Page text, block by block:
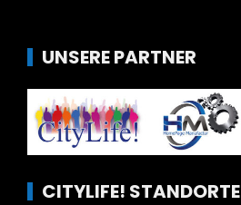
UNSERE PARTNER
CITYLIFE! STANDORTE